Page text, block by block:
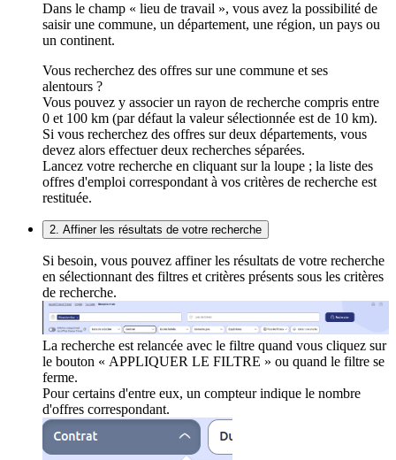
Dans le champ « lieu de travail », vous avez la possibilité de
saisir une commune, un département, une région, un pays ou
un continent.
Vous recherchez des offres sur une commune et ses
alentours ?
Vous pouvez y associer un rayon de recherche compris entre
0 et 100 km (par défaut la valeur sélectionnée est de 10 km).
Si vous recherchez des offres sur deux départements, vous
devez alors effectuer deux recherches séparées.
Lancez votre recherche en cliquant sur la loupe ; la liste des
offres d'emploi correspondant à vos critères de recherche est
restituée.
2. Affiner les résultats de votre recherche
Si besoin, vous pouvez affiner les résultats de votre recherche
en sélectionnant des filtres et critères présents sous les critères
de recherche.
La recherche est relancée avec le filtre quand vous cliquez sur
le bouton « APPLIQUER LE FILTRE » ou quand le filtre se
ferme.
Pour certains d'entre eux, un compteur indique le nombre
d'offres correspondant.